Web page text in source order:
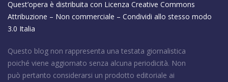
Quest’opera è distribuita con Licenza Creative Commons
Attribuzione – Non commerciale – Condividi allo stesso modo
3.0 Italia
Questo blog non rappresenta una testata giornalistica
poiché viene aggiornato senza alcuna periodicità. Non
può pertanto considerarsi un prodotto editoriale ai